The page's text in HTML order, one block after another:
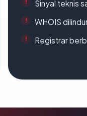
Sinyal teknis
WHOIS
Registrar